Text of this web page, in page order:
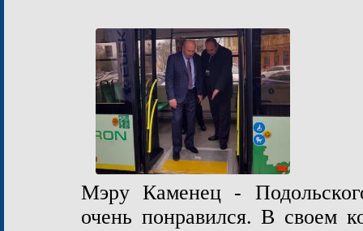
Мэру Каменец -
очень понравился. В своем